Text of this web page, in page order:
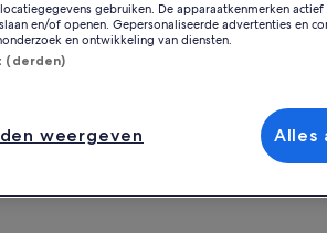
Stop op Roberton Island & een
schilderachtige wandeling naar het
uitkijkpunt van de Twin Lagoons
Kijk onderweg uit naar unieke wilde dieren
gebruiken. De apparaatkenmerken
en/of openen. Gepersonaliseerde advertenties en
en ontwikkeling van diensten.
(derden)
weergeven Alles